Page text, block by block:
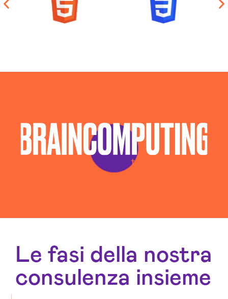
Le fasi della nostra
consulenza insieme